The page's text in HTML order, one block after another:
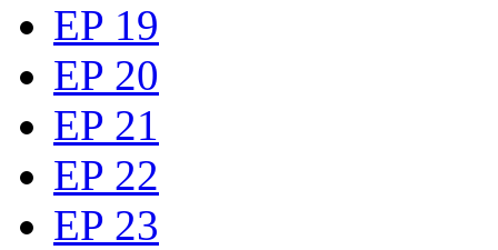
EP 19
EP 20
EP 21
EP 22
EP 23